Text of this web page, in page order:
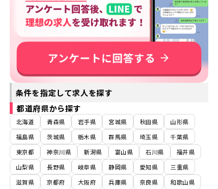
条件を指定して求人を探す
都道府県から探す
北海道 青森県 岩手県 宮城県 秋田県
山形県
福島県
茨城県 栃木県 群馬県 埼玉県
千葉県
東京都
神奈川県 新潟県 富山県 石川県
福井県
山梨県
長野県 岐阜県 静岡県 愛知県
三重県
滋賀県
京都府 大阪府 兵庫県 奈良県
和歌山県